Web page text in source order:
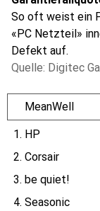
So oft weist ein
«PC Netzteil»
Defekt auf.
Quelle: Digitec
MeanWell
1. HP
2. Corsair
3. be quiet!
4. Seasonic